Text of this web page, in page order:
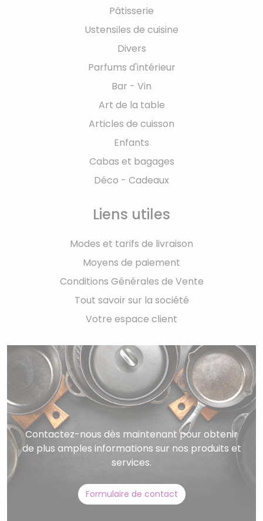
Pâtisserie
Ustensiles de cuisine
Divers
Parfums d'intérieur
Bar - Vin
Art de la table
Articles de cuisson
Enfants
Cabas et bagages
Déco - Cadeaux
Liens utiles
Modes et tarifs de livraison
Moyens de paiement
Conditions Générales de Vente
Tout savoir sur la société
Votre espace client
Contactez-nous dès maintenant pour obtenir
de plus amples informations sur nos produits et
services.
Formulaire de contact